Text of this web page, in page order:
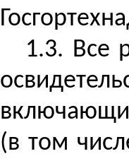
1.3. Все
(в том